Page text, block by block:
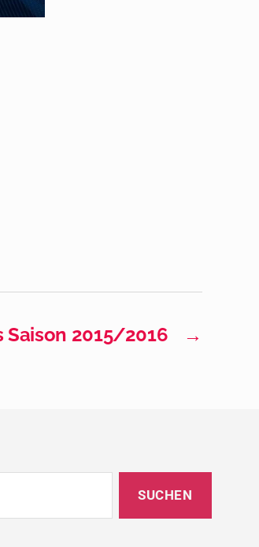
→
Saison 2015/2016